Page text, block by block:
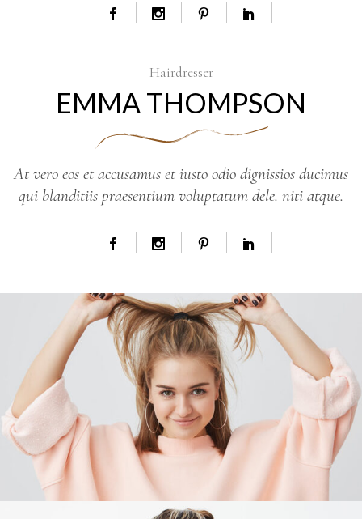
Hairdresser
EMMA THOMPSON
At vero eos et accusamus et iusto odio dignissios ducimus
qui blanditiis praesentium voluptatum dele. niti atque.